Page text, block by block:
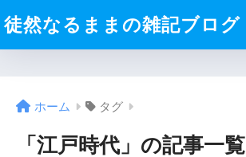
徒然なるままの雑記ブログ
ホーム タグ
「江戸時代」の記事一覧